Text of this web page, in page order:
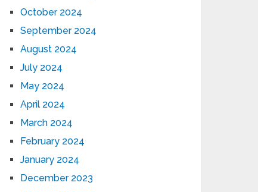
October 2024
September 2024
August 2024
July 2024
May 2024
April 2024
March 2024
February 2024
January 2024
December 2023